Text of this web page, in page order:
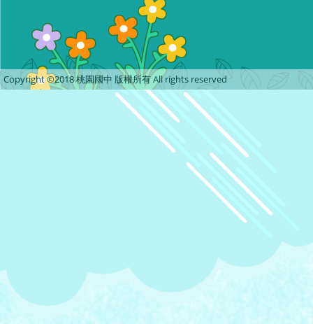
Copyright ©2018 桃園國中 版權所有 All rights reserved